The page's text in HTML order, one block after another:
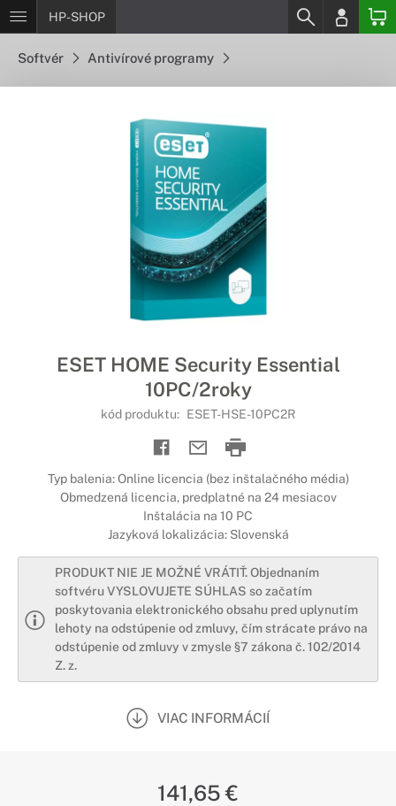
HP-SHOP
Softvér Antivírové programy
ESET HOME Security Essential
10PC/2roky
kód produktu: ESET-HSE-10PC2R
Typ balenia: Online licencia (bez inštalačného média)
Obmedzená licencia, predplatné na 24 mesiacov
Inštalácia na 10 PC
Jazyková lokalizácia: Slovenská
PRODUKT NIE JE MOŽNÉ VRÁTIŤ. Objednaním
softvéru VYSLOVUJETE SÚHLAS so začatím
poskytovania elektronického obsahu pred uplynutím
lehoty na odstúpenie od zmluvy, čím strácate právo na
odstúpenie od zmluvy v zmysle §7 zákona č. 102/2014
Z. z.
VIAC INFORMÁCIÍ
141,65 €